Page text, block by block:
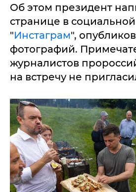
Об этом президент
странице в социальной
"Инстаграм",
фотографий.
журналистов
на встречу не